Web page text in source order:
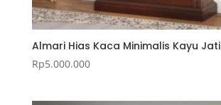
Almari Hias Kaca Minimalis Kayu Jati
Rp5.000.000